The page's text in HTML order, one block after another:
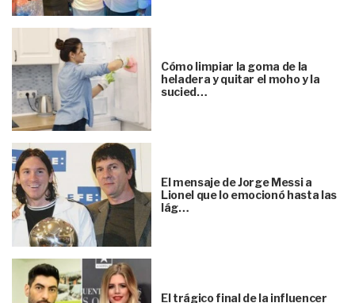
Cómo limpiar la goma de la
heladera y quitar el moho y la
sucied…
El mensaje de Jorge Messi a
Lionel que lo emocionó hasta las
lág…
El trágico final de la influencer